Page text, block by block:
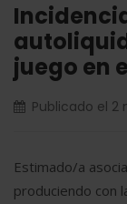
juego en
Publicado el 2
Estimado/a
produciendo con